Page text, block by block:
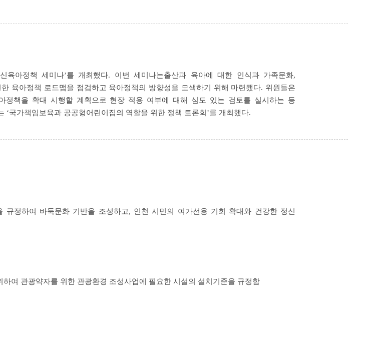
육아정책 세미나’를 개최했다. 이번 세미나는출산과 육아에 대한 인식과 가족문화,
육아정책 로드맵을 점검하고 육아정책의 방향성을 모색하기 위해 마련됐다. 위원들은
정책을 확대 시행할 계획으로 현장 적용 여부에 대해 심도 있는 검토를 실시하는 등
국가책임보육과 공공형어린이집의 역할을 위한 정책 토론회’를 개최했다.
정하여 바둑문화 기반을 조성하고, 인천 시민의 여가선용 기회 확대와 건강한 정신
여 관광약자를 위한 관광환경 조성사업에 필요한 시설의 설치기준을 규정함